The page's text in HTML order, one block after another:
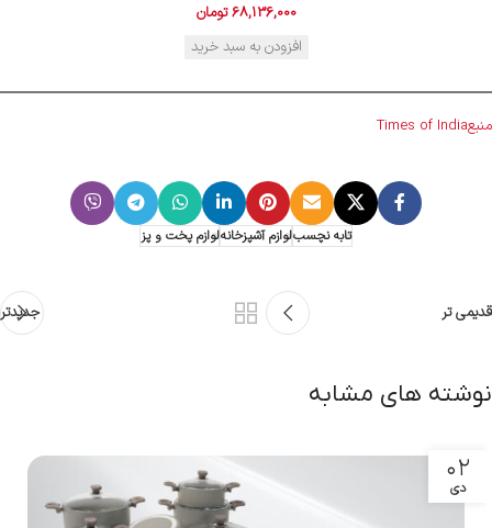
68,136,000 تومان
افزودن به سبد خرید
منبعTimes of India
تابه نچسبلوازم آشپزخانهلوازم پخت و پز
جدیدتر قدیمی تر
نوشته های مشابه
۰۲
دی